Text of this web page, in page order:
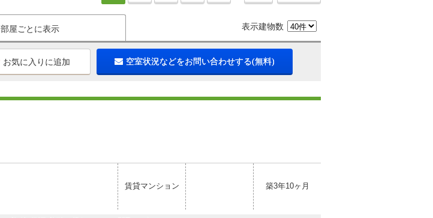
部屋ごとに表示 表示建物数
お気に入りに追加 空室状況などをお問い合わせする(無料)
賃貸マンション 築3年10ヶ月